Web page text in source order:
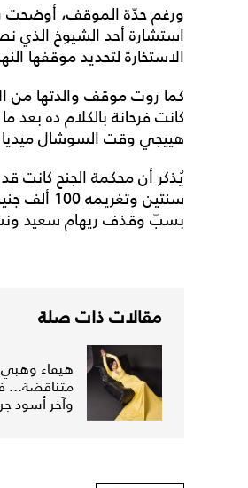
ورغم حدّة الموقف، أوضحت
استشارة أحد الشيوخ الذي
الاستخارة لتحديد موقفها
كما روت موقف والدتها من
كانت فرحانة بالكلام ده بعد
هييجي وقت السوشال
يُذكر أن محكمة الجنح
بسبّ وقذف ريهام سعيد
مقالات ذات صلة
هيفاء وهبي
وآخر أسود